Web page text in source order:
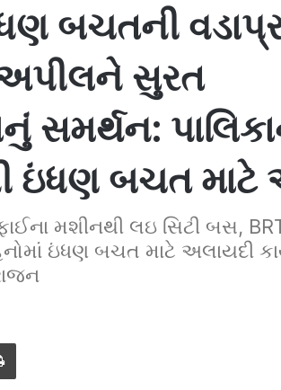
બચતની
અપીલને સુરત
સમર્થન:
ઇંધણ બચત
મશીનથી લઇ સિટી બસ,
ઇંધણ બચત માટે અલાયદી
Print